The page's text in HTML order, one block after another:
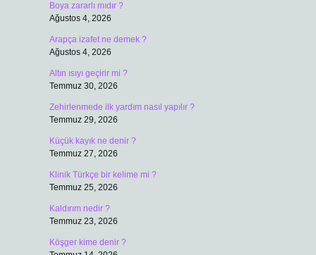
Boya zararlı mıdır ?
Ağustos 4, 2026
Arapça izafet ne demek ?
Ağustos 4, 2026
Altın ısıyı geçirir mi ?
Temmuz 30, 2026
Zehirlenmede ilk yardım nasıl yapılır ?
Temmuz 29, 2026
Küçük kayık ne denir ?
Temmuz 27, 2026
Klinik Türkçe bir kelime mi ?
Temmuz 25, 2026
Kaldırım nedir ?
Temmuz 23, 2026
Köşger kime denir ?